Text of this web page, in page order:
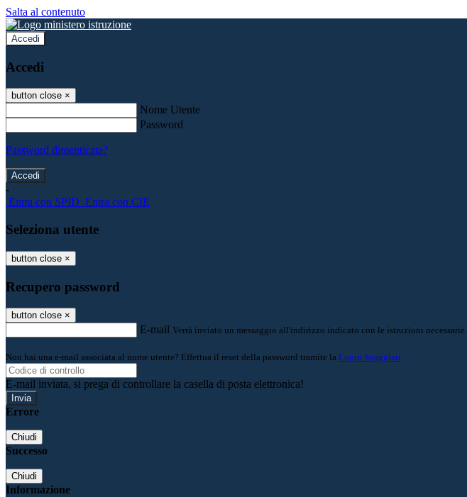
Salta al contenuto
Accedi
Accedi
button close ×
Nome Utente
Password
Password dimenticata?
-
Entra con SPID Entra con CIE
Seleziona utente
button close ×
Recupero password
button close ×
E-mail Verrà inviato un messaggio all'indirizzo indicato con le istruzioni necessarie.
Non hai una e-mail associata al nome utente? Effettua il reset della password tramite la Login Spaggiari
E-mail inviata, si prega di controllare la casella di posta elettronica!
Errore
Chiudi
Successo
Chiudi
Informazione